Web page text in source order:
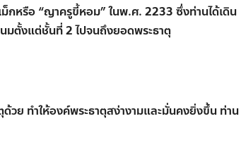
ม็กหรือ “ญาครูขี้หอม” ในพ.ศ. 2233 ซึ่งท่านได้เดิน
มตั้งแต่ชั้นที่ 2 ไปจนถึงยอดพระธาตุ
ย ทำให้องค์พระธาตุสง่างามและมั่นคงยิ่งขึ้น ท่าน